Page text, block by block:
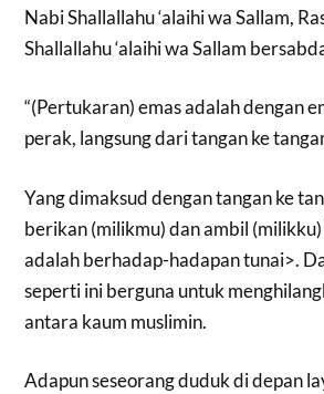
Nabi Shallallahu ‘alaihi wa Sallam,
Shallallahu ‘alaihi wa Sallam
“(Pertukaran) emas adalah dengan
perak, langsung dari tangan ke
Yang dimaksud dengan tangan ke
berikan (milikmu) dan ambil
adalah berhadap-hadapan tunai>.
seperti ini berguna untuk
antara kaum muslimin.
Adapun seseorang duduk di depan